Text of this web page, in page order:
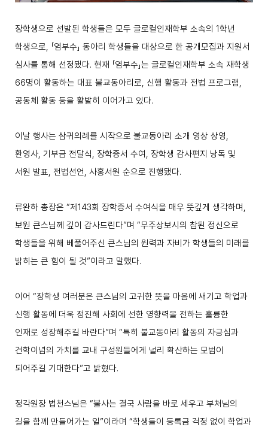
장학생으로 선발된 학생들은 모두 글로컬인재학부 소속의 1학년
학생으로, 「염부수」 동아리 학생들을 대상으로 한 공개모집과 지원서
심사를 통해 선정됐다. 현재 「염부수」는 글로컬인재학부 소속 재학생
66명이 활동하는 대표 불교동아리로, 신행 활동과 전법 프로그램,
공동체 활동 등을 활발히 이어가고 있다.
이날 행사는 삼귀의례를 시작으로 불교동아리 소개 영상 상영,
환영사, 기부금 전달식, 장학증서 수여, 장학생 감사편지 낭독 및
서원 발표, 전법선언, 사홍서원 순으로 진행됐다.
류완하 총장은 “제143회 장학증서 수여식을 매우 뜻깊게 생각하며,
보원 큰스님께 깊이 감사드린다”며 “무주상보시의 참된 정신으로
학생들을 위해 베풀어주신 큰스님의 원력과 자비가 학생들의 미래를
밝히는 큰 힘이 될 것”이라고 말했다.
이어 “장학생 여러분은 큰스님의 고귀한 뜻을 마음에 새기고 학업과
신행 활동에 더욱 정진해 사회에 선한 영향력을 전하는 훌륭한
인재로 성장해주길 바란다”며 “특히 불교동아리 활동의 자긍심과
건학이념의 가치를 교내 구성원들에게 널리 확산하는 모범이
되어주길 기대한다”고 밝혔다.
정각원장 법천스님은 “불사는 결국 사람을 바로 세우고 부처님의
길을 함께 만들어가는 일”이라며 “학생들이 등록금 걱정 없이 학업과